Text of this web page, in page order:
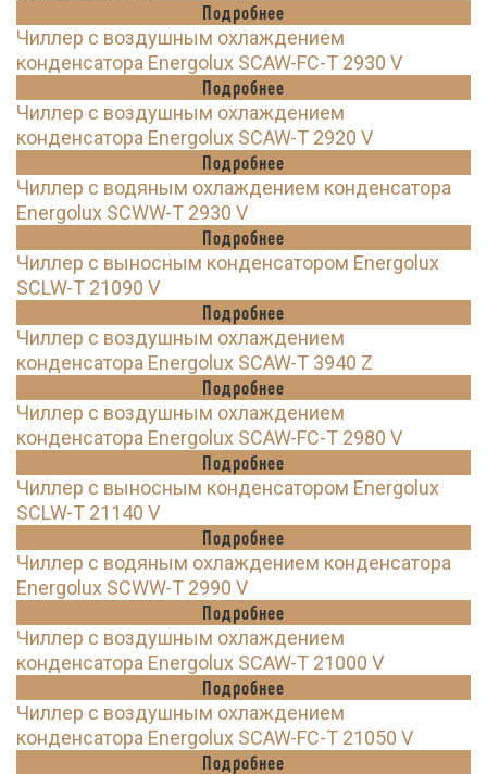
Подробнее
Чиллер с воздушным охлаждением
конденсатора Energolux SCAW-FC-T 2930 V
Подробнее
Чиллер с воздушным охлаждением
конденсатора Energolux SCAW-T 2920 V
Подробнее
Чиллер с водяным охлаждением конденсатора
Energolux SCWW-T 2930 V
Подробнее
Чиллер с выносным конденсатором Energolux
SCLW-T 21090 V
Подробнее
Чиллер с воздушным охлаждением
конденсатора Energolux SCAW-T 3940 Z
Подробнее
Чиллер с воздушным охлаждением
конденсатора Energolux SCAW-FC-T 2980 V
Подробнее
Чиллер с выносным конденсатором Energolux
SCLW-T 21140 V
Подробнее
Чиллер с водяным охлаждением конденсатора
Energolux SCWW-T 2990 V
Подробнее
Чиллер с воздушным охлаждением
конденсатора Energolux SCAW-T 21000 V
Подробнее
Чиллер с воздушным охлаждением
конденсатора Energolux SCAW-FC-T 21050 V
Подробнее